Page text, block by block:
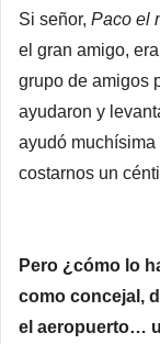
Si señor, Paco el
el gran amigo,
grupo de amigos
ayudaron y
ayudó
costarnos un
Pero ¿cómo lo
como concejal,
el aeropuerto…